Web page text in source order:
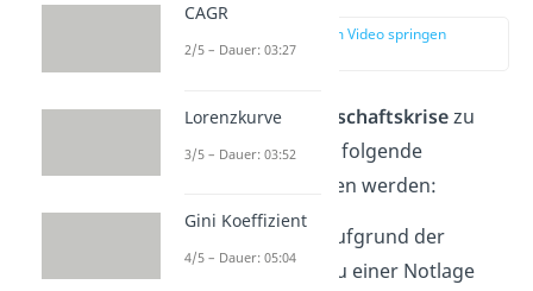
zur Stelle im Video springen
(03:54)
Um einegroße Wirtschaftskrisezu
verhindern, können folgende
Maßnahmen ergriffen werden:
Damit es nicht aufgrund der
Zentralbanken zu einer Notlage
CAGR
2/5 – Dauer: 03:27
Lorenzkurve
3/5 – Dauer: 03:52
Gini Koeffizient
4/5 – Dauer: 05:04